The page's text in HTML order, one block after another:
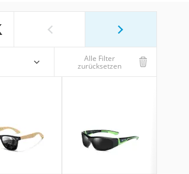
Alle Filter
zurücksetzen